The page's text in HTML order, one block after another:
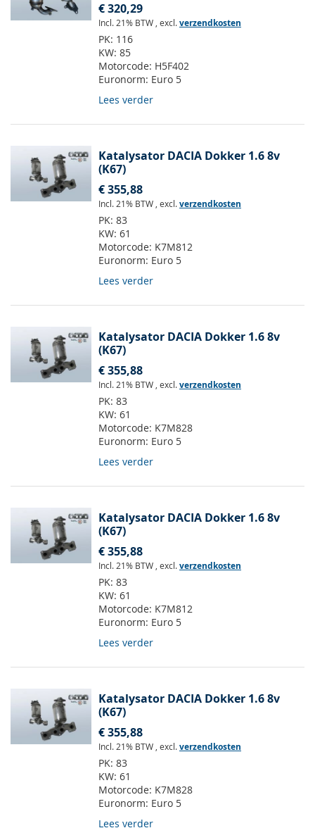
€ 320,29
Incl. 21% BTW , excl.verzendkosten
PK: 116
KW: 85
Motorcode: H5F402
Euronorm: Euro 5
Lees verder
Katalysator DACIA Dokker 1.6 8v
(K67)
€ 355,88
Incl. 21% BTW , excl.verzendkosten
PK: 83
KW: 61
Motorcode: K7M812
Euronorm: Euro 5
Lees verder
Katalysator DACIA Dokker 1.6 8v
(K67)
€ 355,88
Incl. 21% BTW , excl.verzendkosten
PK: 83
KW: 61
Motorcode: K7M828
Euronorm: Euro 5
Lees verder
Katalysator DACIA Dokker 1.6 8v
(K67)
€ 355,88
Incl. 21% BTW , excl.verzendkosten
PK: 83
KW: 61
Motorcode: K7M812
Euronorm: Euro 5
Lees verder
Katalysator DACIA Dokker 1.6 8v
(K67)
€ 355,88
Incl. 21% BTW , excl.verzendkosten
PK: 83
KW: 61
Motorcode: K7M828
Euronorm: Euro 5
Lees verder